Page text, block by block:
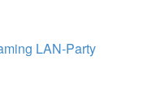
LAN-Party